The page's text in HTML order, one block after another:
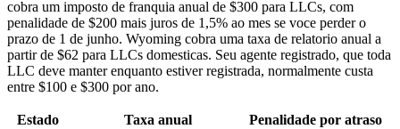
cobra um imposto de franquia anual de $300 para LLCs, com
penalidade de $200 mais juros de 1,5% ao mes se voce perder o
prazo de 1 de junho. Wyoming cobra uma taxa de relatorio anual a
partir de $62 para LLCs domesticas. Seu agente registrado, que toda
LLC deve manter enquanto estiver registrada, normalmente custa
entre $100 e $300 por ano.
Estado Taxa anual
Penalidade por atraso